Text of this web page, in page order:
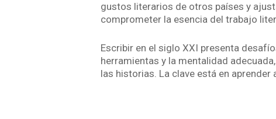
gustos literarios de otros países y
comprometer la esencia del trabajo
Escribir en el siglo XXI presenta
herramientas y la mentalidad
las historias. La clave está en